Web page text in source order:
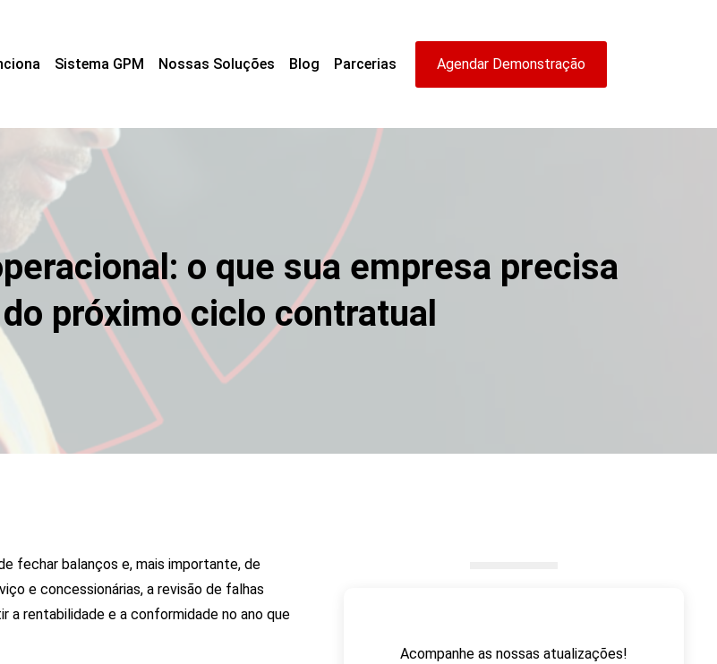
Sistema GPM Nossas Soluções Blog Parcerias Agendar Demonstração
o que sua empresa precisa
próximo ciclo contratual
fechar balanços e, mais importante, de
e concessionárias, a revisão de falhas
a rentabilidade e a conformidade no ano que
Acompanhe as nossas atualizações!